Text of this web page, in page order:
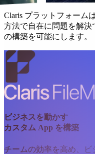
Claris プラットフォーム
方法で自在に問題を解
の構築を可能にします。
ビジネスを動かす
カスタム App を構築
チームの効率を高め、